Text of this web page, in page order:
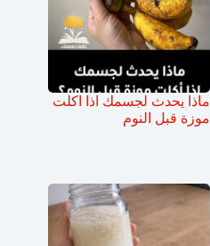
ماذا يحدث لجسمك اذا اكلت
موزة قبل النوم